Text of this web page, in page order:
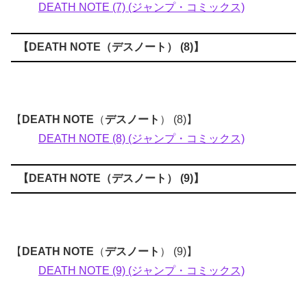
DEATH NOTE (7) (ジャンプ・コミックス)
【 DEATH NOTE （デスノート ） (8)】
【 DEATH NOTE （デスノート ） (8)】
DEATH NOTE (8) (ジャンプ・コミックス)
【 DEATH NOTE （デスノート ） (9)】
【 DEATH NOTE （デスノート ） (9)】
DEATH NOTE (9) (ジャンプ・コミックス)